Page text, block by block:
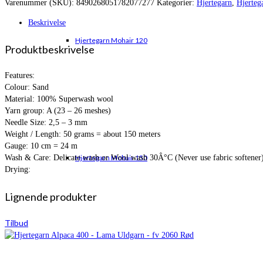
Hjertegarn Mohair 120
Hjertegarn Mohair 150
var:
er:
Varenummer (SKU): 8490268051782077277 Kategorier: Hjertegarn,
Beskrivelse
Produktbeskrivelse
Features:
Colour: Sand
Material: 100% Superwash wool
Yarn group: A (23 – 26 meshes)
Needle Size: 2,5 – 3 mm
Weight / Length: 50 grams = about 150 meters
Gauge: 10 cm = 24 m
Wash & Care: Delicate wash or Wool wash 30Â°C (Never use fabric softener)
Drying:
Lignende produkter
Tilbud